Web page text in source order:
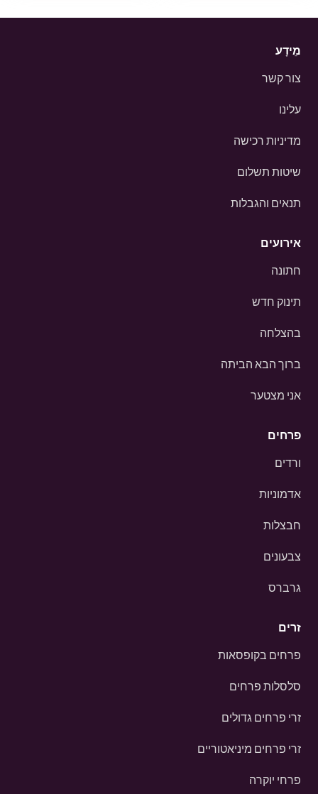
מֵידָע
צור קשר
עלינו
מדיניות רכישה
שיטות תשלום
תנאים והגבלות
אירועים
חתונה
תינוק חדש
בהצלחה
ברוך הבא הביתה
אני מצטער
פרחים
ורדים
אדמוניות
חבצלות
צבעונים
גרברס
זרים
פרחים בקופסאות
סלסלות פרחים
זרי פרחים גדולים
זרי פרחים מיניאטוריים
פרחי יוקרה